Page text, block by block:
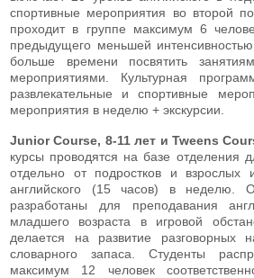
спортивные мероприятия во второй
проходит в группе максимум 6
предыдущего меньшей
больше времени посвятить
мероприятиями. Культурная
развлекательные и спортивные
мероприятия в неделю + экскурсии.
Junior Course, 8-11 лет и Tweens
курсы проводятся на базе отделения
отдельно от подростков и взрослых
английского (15 часов) в неделю.
разработаны для преподавания
младшего возраста в игровой
делается на развитие разговорных
словарного запаса. Студенты
максимум 12 человек